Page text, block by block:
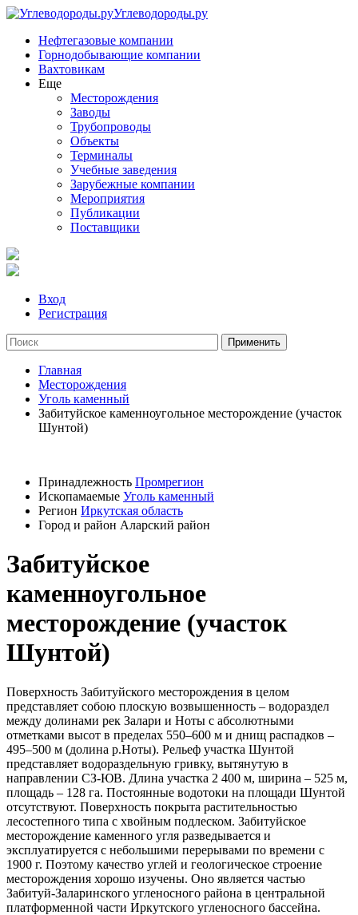
Углеводороды.ру
Нефтегазовые компании
Горнодобывающие компании
Вахтовикам
Еще
Месторождения
Заводы
Трубопроводы
Объекты
Терминалы
Учебные заведения
Зарубежные компании
Мероприятия
Публикации
Поставщики
Вход
Регистрация
Главная
Месторождения
Уголь каменный
Забитуйское каменноугольное месторождение (участок
Шунтой)
Принадлежность Промрегион
Ископамаемые Уголь каменный
Регион Иркутская область
Город и район Аларский район
Забитуйское
каменноугольное
месторождение (участок
Шунтой)
Поверхность Забитуйского месторождения в целом
представляет собою плоскую возвышенность – водораздел
между долинами рек Залари и Ноты с абсолютными
отметками высот в пределах 550–600 м и днищ распадков –
495–500 м (долина р.Ноты). Рельеф участка Шунтой
представляет водораздельную гривку, вытянутую в
направлении СЗ-ЮВ. Длина участка 2 400 м, ширина – 525 м,
площадь – 128 га. Постоянные водотоки на площади Шунтой
отсутствуют. Поверхность покрыта растительностью
лесостепного типа с хвойным подлеском. Забитуйское
месторождение каменного угля разведывается и
эксплуатируется с небольшими перерывами по времени с
1900 г. Поэтому качество углей и геологическое строение
месторождения хорошо изучены. Оно является частью
Забитуй-Заларинского угленосного района в центральной
платформенной части Иркутского угленосного бассейна.